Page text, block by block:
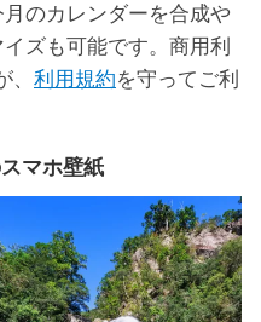
のカレンダーを合成や
ズも可能です。商用利
利用規約を守ってご利
マホ壁紙